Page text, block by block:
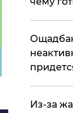
Из-за